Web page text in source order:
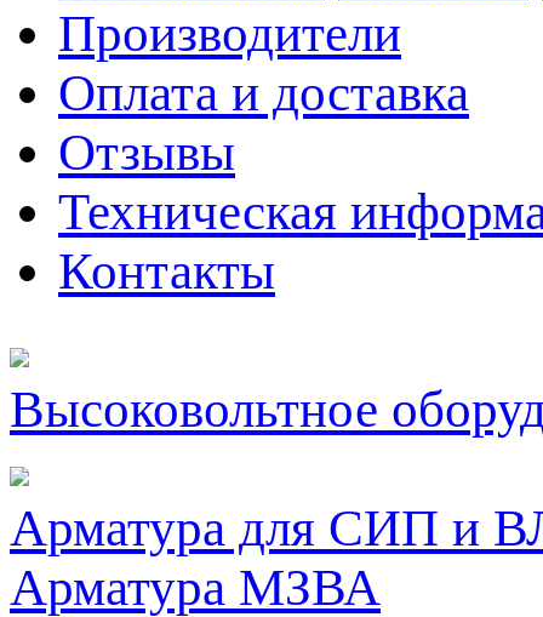
Производители
Оплата и доставка
Отзывы
Техническая
Контакты
Высоковольтное
Арматура для СИП и
Арматура МЗВА